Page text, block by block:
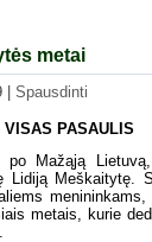
metai
Spausdinti
PASAULIS
Mažąją
Lidiją Meškaitytę.
metais, kurie